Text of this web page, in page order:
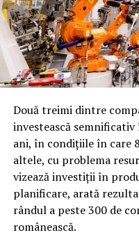
Două treimi dintre
investească
ani, în condițiile în care
altele, cu problema
vizează investiții în
planificare, arată
rândul a peste 300 de
românească.